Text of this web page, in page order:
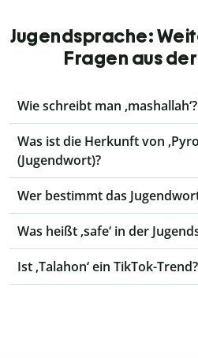
Jugendsprache:
Fragen aus
Wie schreibt man ‚mashallah‘?
Was ist die Herkunft von
(Jugendwort)?
Wer bestimmt das
Was heißt ‚safe‘ in der
Ist ‚Talahon‘ ein TikTok-Trend?